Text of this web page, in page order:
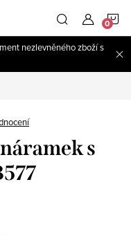
nezlevněného zboží s
s